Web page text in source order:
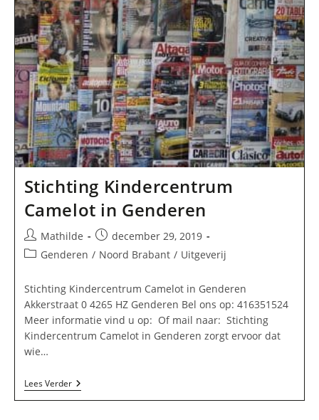
Stichting Kindercentrum
Camelot in Genderen
Bericht
auteur:
Mathilde
Bericht
gepubliceerd
december 29, 2019
Berichtcategorie:
Genderen / Noord Brabant / Uitgeverij
Stichting Kindercentrum Camelot in Genderen
Akkerstraat 0 4265 HZ Genderen Bel ons op: 416351524
Meer informatie vind u op: Of mail naar: Stichting
Kindercentrum Camelot in Genderen zorgt ervoor dat
wie…
Lees VerderStichting
Kindercentrum